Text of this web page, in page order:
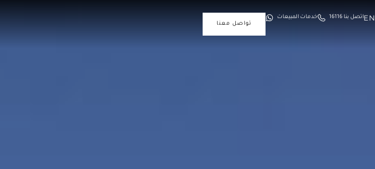
ENاتصل بنا 16116
خدمات المبيعات
تواصل معنا